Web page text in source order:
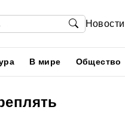
Новости
В мире Общество